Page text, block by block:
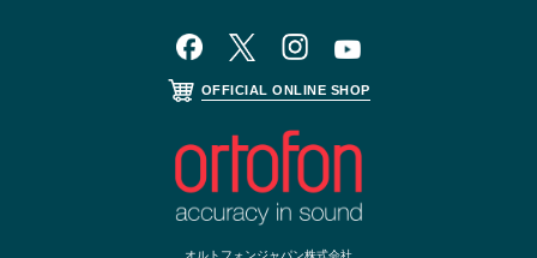
OFFICIAL ONLINE SHOP
オルトフォンジャパン株式会社